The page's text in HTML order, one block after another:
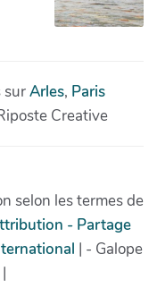
surArles, Paris
Creative
selon les termes de
- Partage
| - Galope
|